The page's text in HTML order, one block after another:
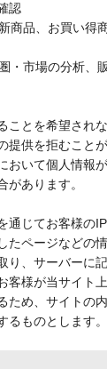
認
商品、お買い得
・市場の分析、
ことを希望され
提供を拒むこと
おいて個人情報
があります。
通じてお客様の
たページなどの
り、サーバーに
客様が当サイト
ため、サイトの
るものとします。